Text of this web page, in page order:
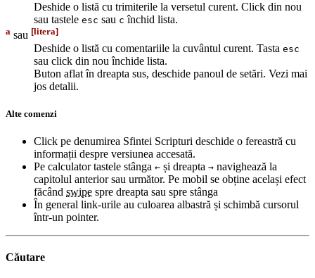
Deshide o listă cu trimiterile la versetul curent. Click din nou
sau tastele esc sau c închid lista.
a sau [litera]
Deshide o listă cu comentariile la cuvântul curent. Tasta esc
sau click din nou închide lista.
Buton aflat în dreapta sus, deschide panoul de setări. Vezi mai
jos detalii.
Alte comenzi
Click pe denumirea Sfintei Scripturi deschide o fereastră cu
informații despre versiunea accesată.
Pe calculator tastele stânga ← și dreapta → navighează la
capitolul anterior sau următor. Pe mobil se obține același efect
făcând swipe spre dreapta sau spre stânga
În general link-urile au culoarea albastră și schimbă cursorul
într-un pointer.
Căutare